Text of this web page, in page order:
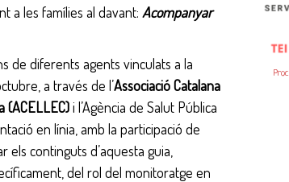
a les famílies al davant: Acompanyar
de diferents agents vinculats a la
a través de l’Associació Catalana
(ACELLEC)i l’Agència de Salut Pública
en línia, amb la participació de
continguts d’aquesta guia,
del rol del monitoratge en